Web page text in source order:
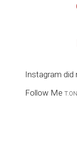
Instagram did
Follow Me